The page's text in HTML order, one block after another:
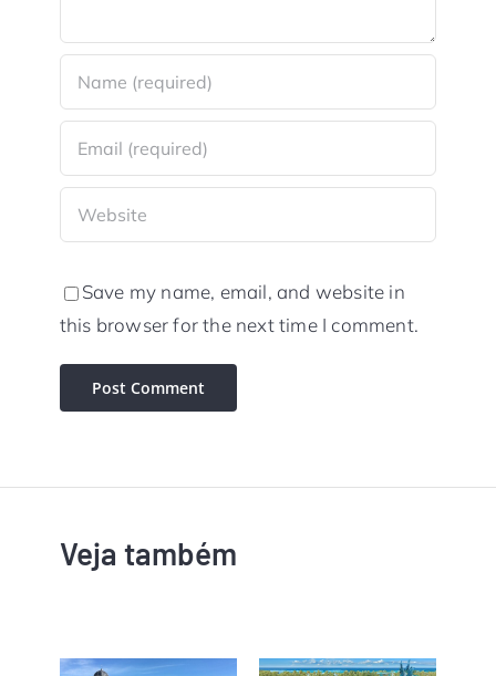
Save my name, email, and website in
this browser for the next time I comment.
Veja também